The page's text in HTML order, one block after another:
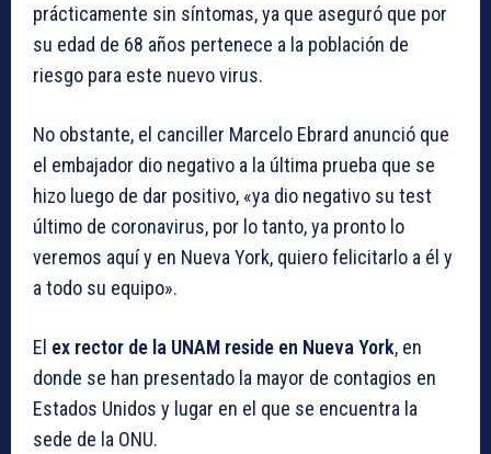
prácticamente sin síntomas, ya que aseguró que por
su edad de 68 años pertenece a la población de
riesgo para este nuevo virus.
No obstante, el canciller Marcelo Ebrard anunció que
el embajador dio negativo a la última prueba que se
hizo luego de dar positivo, «ya dio negativo su test
último de coronavirus, por lo tanto, ya pronto lo
veremos aquí y en Nueva York, quiero felicitarlo a él y
a todo su equipo».
El ex rector de la UNAM reside en Nueva York, en
donde se han presentado la mayor de contagios en
Estados Unidos y lugar en el que se encuentra la
sede de la ONU.